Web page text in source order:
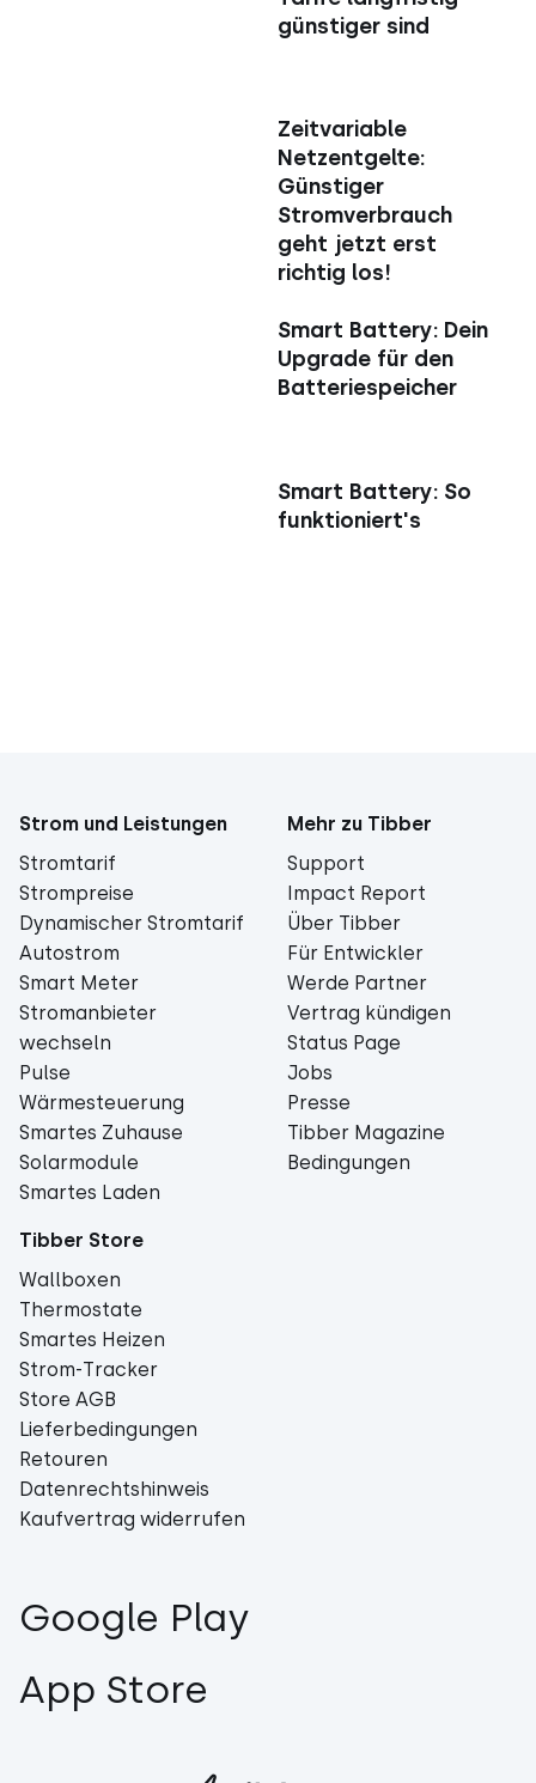
günstiger sind
Zeitvariable
Netzentgelte:
Günstiger
Stromverbrauch
geht jetzt erst
richtig los!
Smart Battery: Dein
Upgrade für den
Batteriespeicher
Smart Battery: So
funktioniert's
Strom und Leistungen
Stromtarif
Strompreise
Dynamischer Stromtarif
Autostrom
Smart Meter
Stromanbieter
wechseln
Pulse
Wärmesteuerung
Smartes Zuhause
Solarmodule
Smartes Laden
Mehr zu Tibber
Support
Impact Report
Über Tibber
Für Entwickler
Werde Partner
Vertrag kündigen
Status Page
Jobs
Presse
Tibber Magazine
Bedingungen
Tibber Store
Wallboxen
Thermostate
Smartes Heizen
Strom-Tracker
Store AGB
Lieferbedingungen
Retouren
Datenrechtshinweis
Kaufvertrag widerrufen
Google Play
App Store